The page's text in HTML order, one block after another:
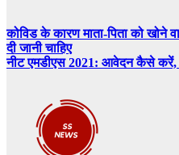
Post
navigation
कोविड के कारण माता-पिता को खोने
दी जानी चाहिए
नीट एमडीएस 2021: आवेदन कैसे